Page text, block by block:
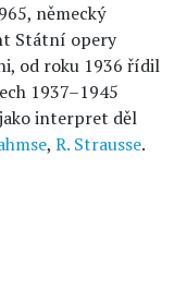
německý
Státní opery
od roku 1936 řídil
1937–1945
interpret děl
, R. Strausse.